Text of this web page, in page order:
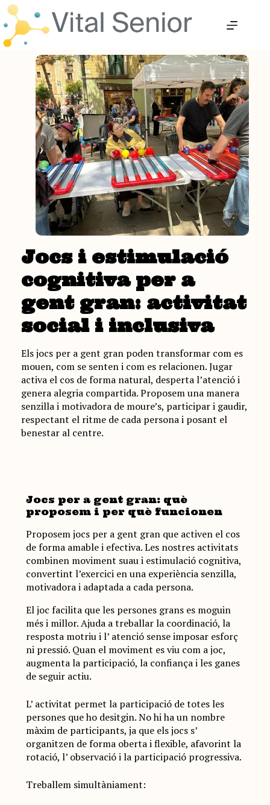
Omet
contingut
Jocs i estimulació
cognitiva per a
gent gran: activitat
social i inclusiva
Els jocs per a gent gran poden transformar com es
mouen, com se senten i com es relacionen. Jugar
activa el cos de forma natural, desperta l’atenció i
genera alegria compartida. Proposem una manera
senzilla i motivadora de moure’s, participar i gaudir,
respectant el ritme de cada persona i posant el
benestar al centre.
Jocs per a gent gran: què
proposem i per què funcionen
Proposem jocs per a gent gran que activen el cos
de forma amable i efectiva. Les nostres activitats
combinen moviment suau i estimulació cognitiva,
convertint l’exercici en una experiència senzilla,
motivadora i adaptada a cada persona.
El joc facilita que les persones grans es moguin
més i millor. Ajuda a treballar la coordinació, la
resposta motriu i l’ atenció sense imposar esforç
ni pressió. Quan el moviment es viu com a joc,
augmenta la participació, la confiança i les ganes
de seguir actiu.
L’ activitat permet la participació de totes les
persones que ho desitgin. No hi ha un nombre
màxim de participants, ja que els jocs s’
organitzen de forma oberta i flexible, afavorint la
rotació, l’ observació i la participació progressiva.
Treballem simultàniament: